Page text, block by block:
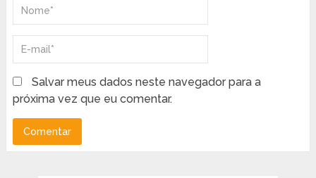
Salvar meus dados neste navegador para a
próxima vez que eu comentar.